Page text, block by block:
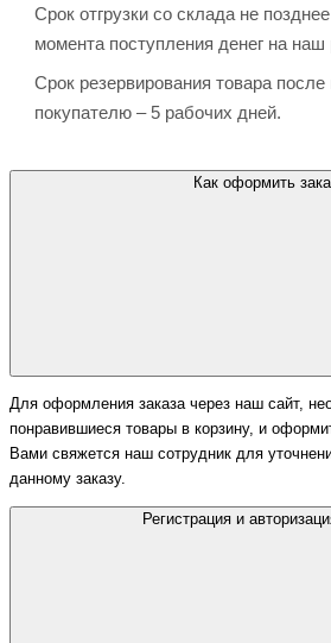
Срок отгрузки со склада не
момента поступления денег на наш
Срок резервирования товара
покупателю – 5 рабочих дней.
Как оформить
Для оформления заказа через наш сайт,
понравившиеся товары в корзину, и
Вами свяжется наш сотрудник для
данному заказу.
Регистрация и